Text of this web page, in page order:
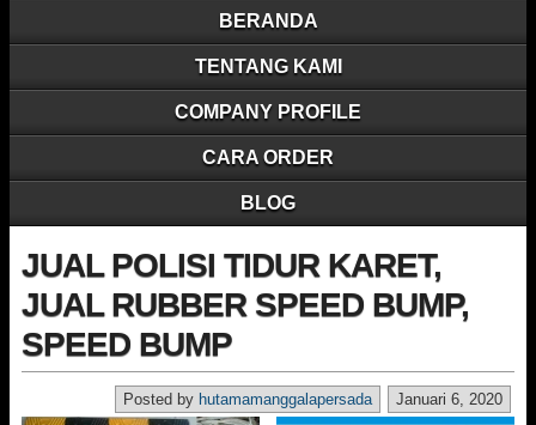
BERANDA
TENTANG KAMI
COMPANY PROFILE
CARA ORDER
BLOG
JUAL POLISI TIDUR KARET,
JUAL RUBBER SPEED BUMP,
SPEED BUMP
Januari 6, 2020
Posted by hutamamanggalapersada